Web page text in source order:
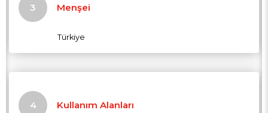
Menşei
Türkiye
Kullanım Alanları